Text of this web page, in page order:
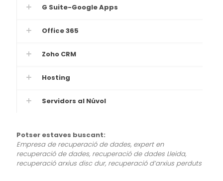
G Suite-Google Apps
Office 365
Zoho CRM
Hosting
Servidors al Núvol
Potser estaves buscant:
Empresa de recuperació de dades, expert en
recuperació de dades, recuperació de dades Lleida,
recuperació arxius disc dur, recuperació d’arxius perduts